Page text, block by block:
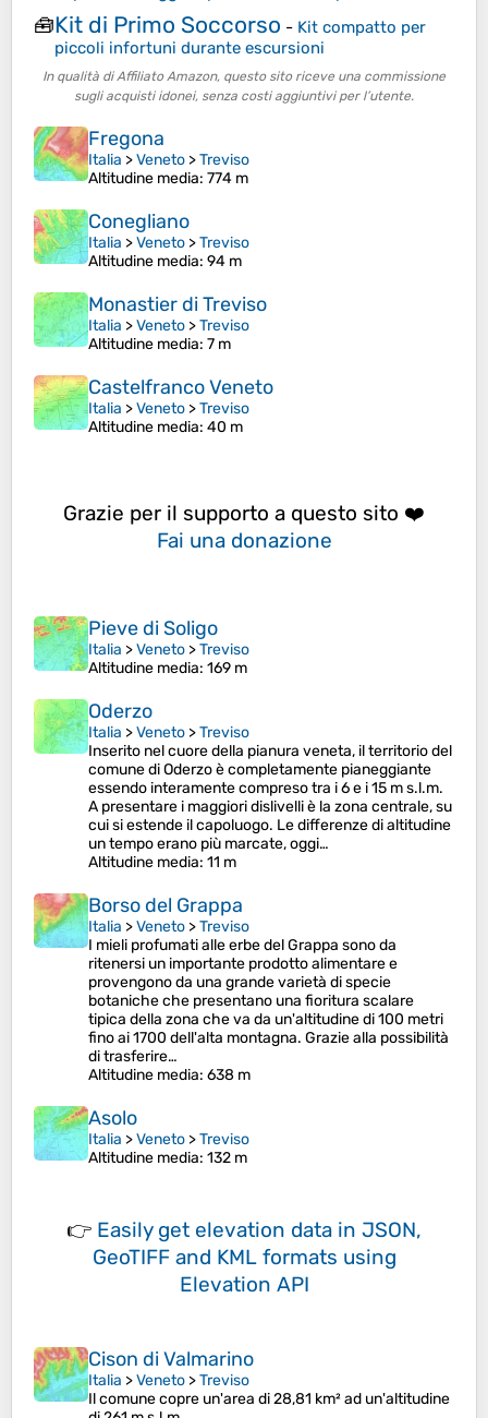
🧰Kit di Primo Soccorso - Kit compatto per
piccoli infortuni durante escursioni
In qualità di Affiliato Amazon, questo sito riceve una commissione
sugli acquisti idonei, senza costi aggiuntivi per l’utente.
Fregona
Italia >Veneto >Treviso
Altitudine media: 774 m
Conegliano
Italia >Veneto >Treviso
Altitudine media: 94 m
Monastier di Treviso
Italia >Veneto >Treviso
Altitudine media: 7 m
Castelfranco Veneto
Italia >Veneto >Treviso
Altitudine media: 40 m
Grazie per il supporto a questo sito ❤️
Fai una donazione
Pieve di Soligo
Italia >Veneto >Treviso
Altitudine media: 169 m
Oderzo
Italia >Veneto >Treviso
Inserito nel cuore della pianura veneta, il territorio del
comune di Oderzo è completamente pianeggiante
essendo interamente compreso tra i 6 e i 15 m s.l.m.
A presentare i maggiori dislivelli è la zona centrale, su
cui si estende il capoluogo. Le differenze di altitudine
un tempo erano più marcate, oggi…
Altitudine media: 11 m
Borso del Grappa
Italia >Veneto >Treviso
I mieli profumati alle erbe del Grappa sono da
ritenersi un importante prodotto alimentare e
provengono da una grande varietà di specie
botaniche che presentano una fioritura scalare
tipica della zona che va da un'altitudine di 100 metri
fino ai 1700 dell'alta montagna. Grazie alla possibilità
di trasferire…
Altitudine media: 638 m
Asolo
Italia >Veneto >Treviso
Altitudine media: 132 m
👉 Easily get elevation data in JSON,
GeoTIFF and KML formats using
Elevation API
Cison di Valmarino
Italia >Veneto >Treviso
Il comune copre un'area di 28,81 km² ad un'altitudine